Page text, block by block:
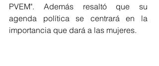
PVEM". Además resaltó que su
agenda política se centrará en la
importancia que dará a las mujeres.